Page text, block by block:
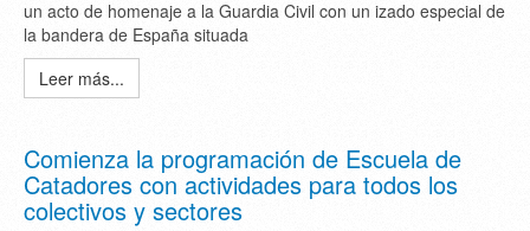
un acto de homenaje a la Guardia Civil con un izado especial de
la bandera de España situada
Leer más...
Comienza la programación de Escuela de
Catadores con actividades para todos los
colectivos y sectores